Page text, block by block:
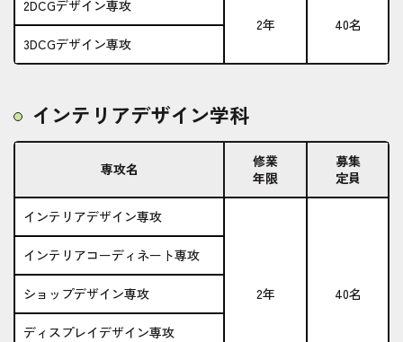
2DCGデザイン専攻
2年
40名
3DCGデザイン専攻
インテリアデザイン学科
専攻名
修業
年限
募集
定員
インテリアデザイン専攻
2年 40名
インテリアコーディネート専攻
ショップデザイン専攻
ディスプレイデザイン専攻